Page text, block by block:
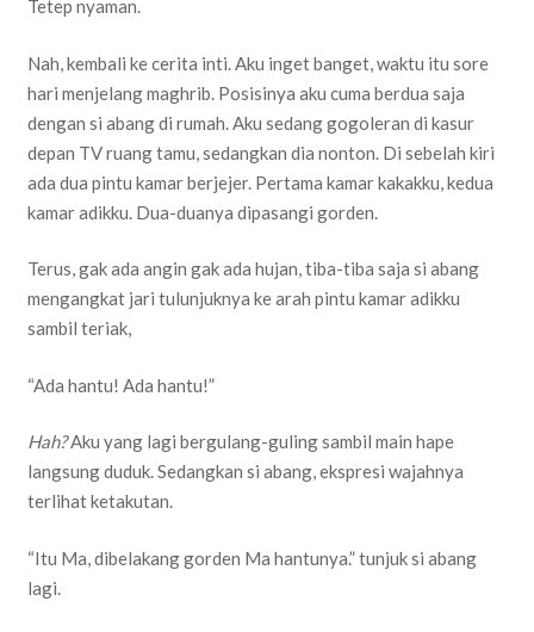
Tetep nyaman.
Nah, kembali ke cerita inti. Aku inget banget, waktu itu sore
hari menjelang maghrib. Posisinya aku cuma berdua saja
dengan si abang di rumah. Aku sedang gogoleran di kasur
depan TV ruang tamu, sedangkan dia nonton. Di sebelah kiri
ada dua pintu kamar berjejer. Pertama kamar kakakku, kedua
kamar adikku. Dua-duanya dipasangi gorden.
Terus, gak ada angin gak ada hujan, tiba-tiba saja si abang
mengangkat jari tulunjuknya ke arah pintu kamar adikku
sambil teriak,
“Ada hantu! Ada hantu!”
Hah?Aku yang lagi bergulang-guling sambil main hape
langsung duduk. Sedangkan si abang, ekspresi wajahnya
terlihat ketakutan.
“Itu Ma, dibelakang gorden Ma hantunya.” tunjuk si abang
lagi.